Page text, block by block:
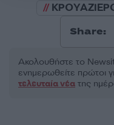
Share:
Ακολουθήστε το
ενημερωθείτε πρώτοι
τελευταία νέα της